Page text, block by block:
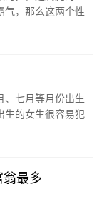
气，那么这两个性
、七月等月份出生
生的女生很容易犯
最多